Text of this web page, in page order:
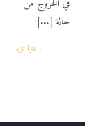
في الخروج من
حالة [...]